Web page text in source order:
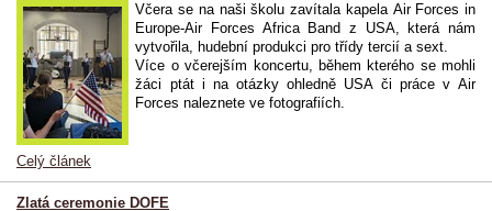
Včera se na naši školu zavítala kapela Air Forces in
Europe-Air Forces Africa Band z USA, která nám
vytvořila, hudební produkci pro třídy tercií a sext.
Více o včerejším koncertu, během kterého se mohli
žáci ptát i na otázky ohledně USA či práce v Air
Forces naleznete ve fotografiích.
Celý článek
Zlatá ceremonie DOFE